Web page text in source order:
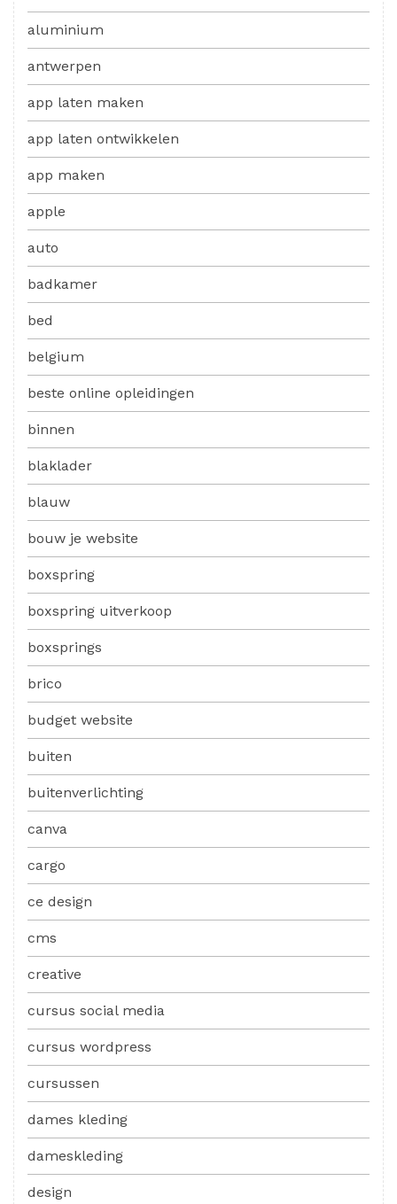
aluminium
antwerpen
app laten maken
app laten ontwikkelen
app maken
apple
auto
badkamer
bed
belgium
beste online opleidingen
binnen
blaklader
blauw
bouw je website
boxspring
boxspring uitverkoop
boxsprings
brico
budget website
buiten
buitenverlichting
canva
cargo
ce design
cms
creative
cursus social media
cursus wordpress
cursussen
dames kleding
dameskleding
design